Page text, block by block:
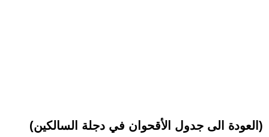
(العودة الى جدول الأقحوان في دجلة السالكين)